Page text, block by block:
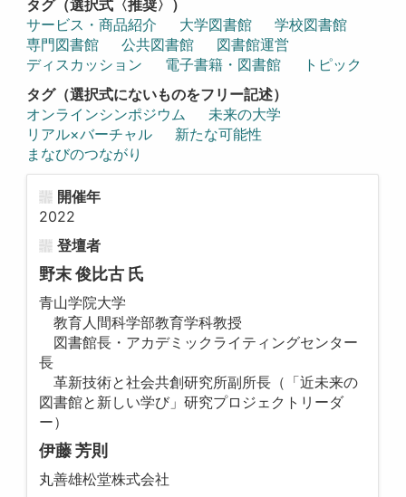
タグ（選択式〈推奨〉）
サービス・商品紹介
大学図書館
学校図書館
専門図書館
公共図書館
図書館運営
ディスカッション
電子書籍・図書館
トピック
タグ（選択式にないものをフリー記述）
オンラインシンポジウム
未来の大学
リアル×バーチャル
新たな可能性
まなびのつながり
開催年
2022
登壇者
野末 俊比古 氏
青山学院大学
教育人間科学部教育学科教授
図書館長・アカデミックライティングセンター
長
革新技術と社会共創研究所副所長（「近未来の
図書館と新しい学び」研究プロジェクトリーダ
ー）
伊藤 芳則
丸善雄松堂株式会社